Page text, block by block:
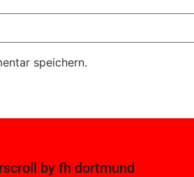
speichern.
by fh dortmund